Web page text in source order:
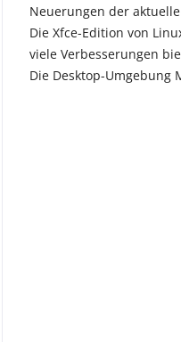
Neuerungen der
Die Xfce-Edition von
viele Verbesserungen
Die Desktop-Umgebung